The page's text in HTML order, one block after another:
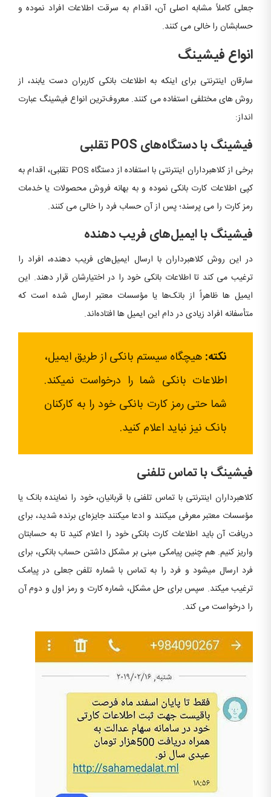
جعلی کاملاً مشابه اصلی آن، اقدام به سرقت اطلاعات افراد نموده و
حسابشان را خالی می کنند.
انواع فیشینگ
سارقان اینترنتی برای اینکه به اطلاعات بانکی کاربران دست یابند، از
روش های مختلفی استفاده می کنند. معروف‌ترین انواع فیشینگ عبارت
انداز:
فیشینگ با دستگاه‌های POSتقلبی
برخی از کلاهبرداران اینترنتی با استفاده از دستگاه POS تقلبی، اقدام به
کپی اطلاعات کارت بانکی نموده و به بهانه فروش محصولات یا خدمات
رمز کارت را می پرسند؛ پس از آن حساب فرد را خالی می کنند.
فیشینگ با ایمیل‌های فریب دهنده
در این روش کلاهبرداران با ارسال ایمیل‌های فریب دهنده، افراد را
ترغیب می کند تا اطلاعات بانکی خود را در اختیارشان قرار دهند. این
ایمیل ها ظاهراً از بانک‌ها یا مؤسسات معتبر ارسال شده است که
متأسفانه افراد زیادی در دام این ایمیل ها افتاده‌اند.
نکته: هیچگاه سیستم بانکی از طریق ایمیل،
اطلاعات بانکی شما را درخواست نمیکند.
شما حتی رمز کارت بانکی خود را به کارکنان
بانک نیز نباید اعلام کنید.
فیشینگ با تماس تلفنی
کلاهبرداران اینترنتی با تماس تلفنی با قربانیان، خود را نماینده بانک یا
مؤسسات معتبر معرفی میکنند و ادعا میکنند جایزه‌ای برنده شدید، برای
دریافت آن باید اطلاعات کارت بانکی خود را اعلام کنید تا به حسابتان
واریز کنیم. هم چنین پیامکی مبنی بر مشکل داشتن حساب بانکی، برای
فرد ارسال میشود و فرد را به تماس با شماره تلفن جعلی در پیامک
ترغیب میکند. سپس برای حل مشکل، شماره کارت و رمز اول و دوم آن
را درخواست می کند.